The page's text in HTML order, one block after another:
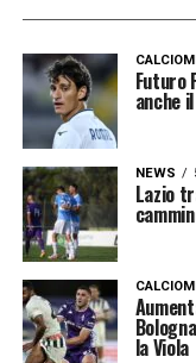
Futuro
anche
NEWS
Lazio
la Viola